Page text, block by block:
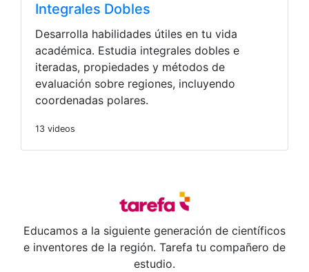
Integrales Dobles
Desarrolla habilidades útiles en tu vida
académica. Estudia integrales dobles e
iteradas, propiedades y métodos de
evaluación sobre regiones, incluyendo
coordenadas polares.
13 videos
Educamos a la siguiente generación de científicos
e inventores de la región. Tarefa tu compañero de
estudio.